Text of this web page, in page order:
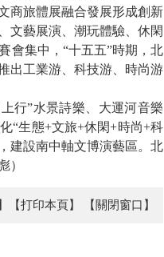
旅體展融合發展形成創新
文藝展演、潮玩體驗、休閑
會集中，“十五五”時期，北
出工業游、科技游、時尚游
行”水景詩樂、大運河音樂
“生態+文旅+休閑+時尚+科
建設南中軸文博演藝區。北
）
【打印本頁】 【關閉窗口】